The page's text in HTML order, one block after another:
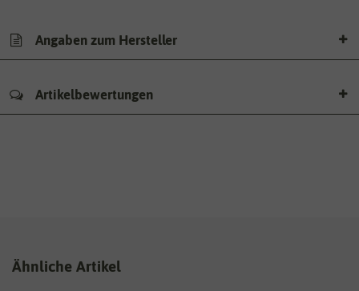
Angaben zum Hersteller
Artikelbewertungen
Ähnliche Artikel